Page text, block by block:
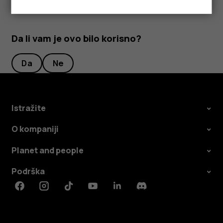
Da li vam je ovo bilo korisno?
Da Ne
Istražite
O kompaniji
Planet and people
Podrška
FacebookInstagramTiktokYoutubeLinkedinDiscord